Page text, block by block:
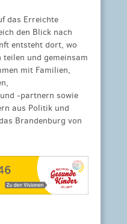
das Erreichte
den Blick nach
entsteht dort, wo
teilen und gemeinsam
mit Familien,
-partnern sowie
aus Politik und
Brandenburg von